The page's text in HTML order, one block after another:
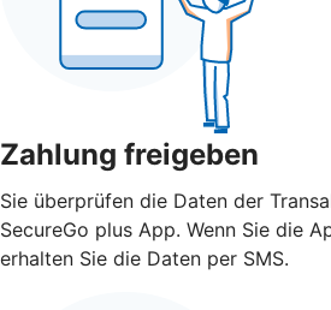
Zahlung freigeben
Sie überprüfen die Daten der
SecureGo plus App. Wenn Sie die
erhalten Sie die Daten per SMS.